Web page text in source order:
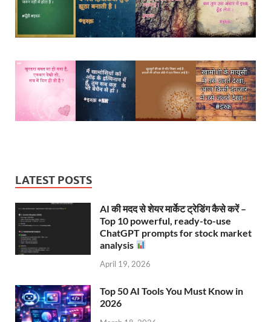
LATEST POSTS
AI की मदद से शेयर मार्केट ट्रेडिंग कैसे करें –
Top 10 powerful, ready-to-use
ChatGPT prompts for stock market
analysis
April 19, 2026
Top 50 AI Tools You Must Know in
2026